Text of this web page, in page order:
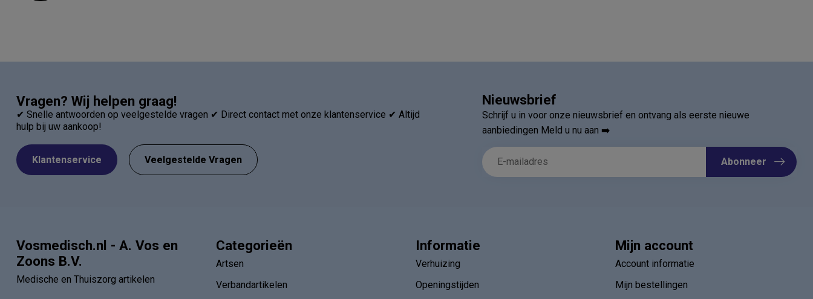
Vragen? Wij helpen graag!
✔ Snelle antwoorden op veelgestelde vragen ✔ Direct contact met onze klantenservice ✔ Altijd
hulp bij uw aankoop!
Klantenservice Veelgestelde Vragen
Nieuwsbrief
Schrijf u in voor onze nieuwsbrief en ontvang als eerste nieuwe
aanbiedingen Meld u nu aan ➡️
Abonneer
Vosmedisch.nl - A. Vos en
Zoons B.V.
Medische en Thuiszorg artikelen
Categorieën
Artsen
Verbandartikelen
Informatie
Verhuizing
Openingstijden
Mijn account
Account informatie
Mijn bestellingen